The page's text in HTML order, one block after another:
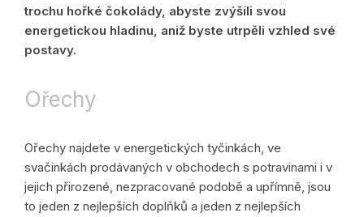
trochu hořké čokolády, abyste zvýšili svou
energetickou hladinu, aniž byste utrpěli vzhled své
postavy.
Ořechy
Ořechy najdete v energetických tyčinkách, ve
svačinkách prodávaných v obchodech s potravinami i v
jejich přirozené, nezpracované podobě a upřímně, jsou
to jeden z nejlepších doplňků a jeden z nejlepších